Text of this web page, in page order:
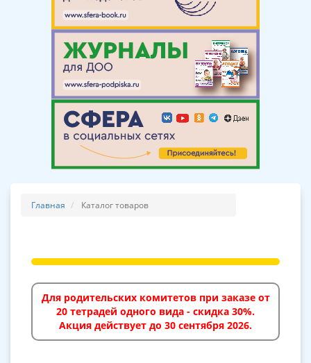
Главная Каталог товаров
Для родительских комитетов при заказе от
20 тетрадей одного вида - скидка 30%.
Акция действует до 30 сентября 2026.